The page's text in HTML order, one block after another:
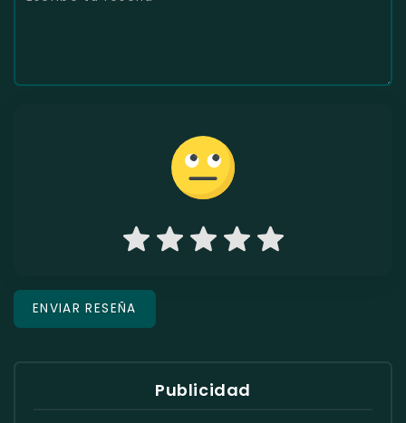
Publicidad